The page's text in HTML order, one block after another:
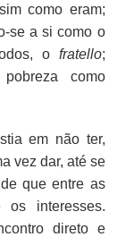
como eram;
se a si como o
o fratello;
como
em não ter,
vez dar, até se
que entre as
interesses.
direto e